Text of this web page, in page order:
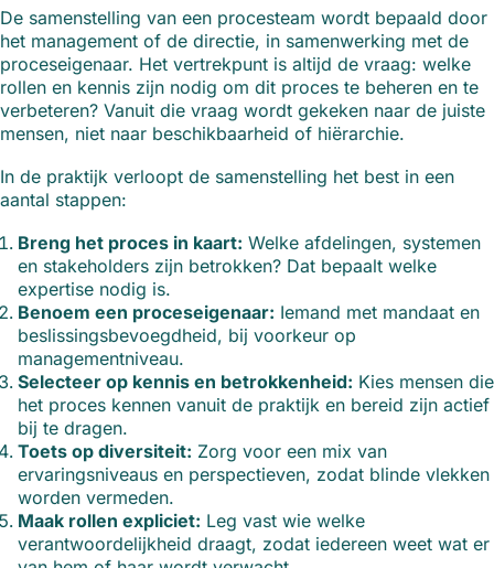
De samenstelling van een procesteam wordt bepaald door
het management of de directie, in samenwerking met de
proceseigenaar. Het vertrekpunt is altijd de vraag: welke
rollen en kennis zijn nodig om dit proces te beheren en te
verbeteren? Vanuit die vraag wordt gekeken naar de juiste
mensen, niet naar beschikbaarheid of hiërarchie.
In de praktijk verloopt de samenstelling het best in een
aantal stappen:
Breng het proces in kaart: Welke afdelingen, systemen
en stakeholders zijn betrokken? Dat bepaalt welke
expertise nodig is.
Benoem een proceseigenaar: Iemand met mandaat en
beslissingsbevoegdheid, bij voorkeur op
managementniveau.
Selecteer op kennis en betrokkenheid: Kies mensen die
het proces kennen vanuit de praktijk en bereid zijn actief
bij te dragen.
Toets op diversiteit: Zorg voor een mix van
ervaringsniveaus en perspectieven, zodat blinde vlekken
worden vermeden.
Maak rollen expliciet: Leg vast wie welke
verantwoordelijkheid draagt, zodat iedereen weet wat er